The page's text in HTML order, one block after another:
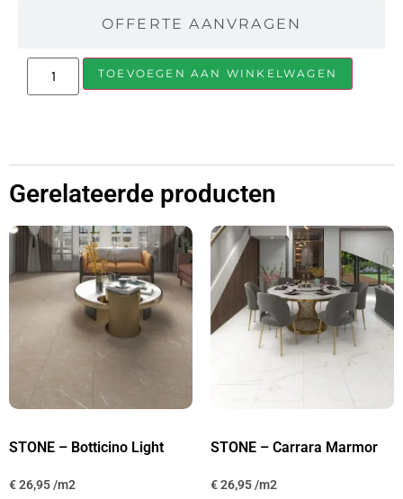
OFFERTE AANVRAGEN
TOEVOEGEN AAN WINKELWAGEN
Gerelateerde producten
STONE – Botticino Light
€26,95
STONE – Carrara Marmor
€26,95